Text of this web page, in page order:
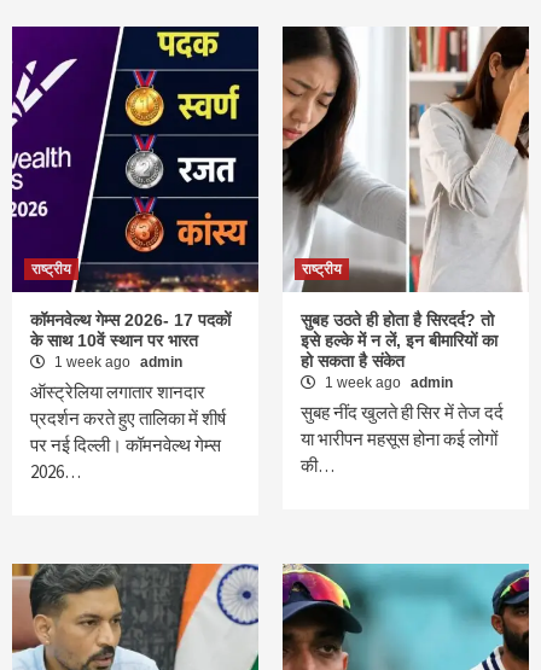
राष्ट्रीय
कॉमनवेल्थ गेम्स 2026- 17 पदकों
के साथ 10वें स्थान पर भारत
1 week ago admin
ऑस्ट्रेलिया लगातार शानदार
प्रदर्शन करते हुए तालिका में शीर्ष
पर नई दिल्ली। कॉमनवेल्थ गेम्स
2026…
राष्ट्रीय
सुबह उठते ही होता है सिरदर्द? तो
इसे हल्के में न लें, इन बीमारियों का
हो सकता है संकेत
1 week ago admin
सुबह नींद खुलते ही सिर में तेज दर्द
या भारीपन महसूस होना कई लोगों
की…